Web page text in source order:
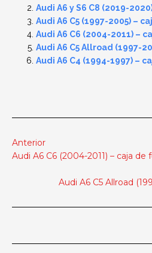
Audi A6 y S6 C8 (2019-
Audi A6 C5 (1997-2005) –
Audi A6 C6 (2004-2011) –
Audi A6 C5 Allroad (1997-
Audi A6 C4 (1994-1997) –
Anterior
Audi A6 C6 (2004-2011) – caja de
Audi A6 C5 Allroad